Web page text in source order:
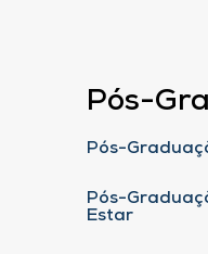
Pós-
Pós-
Pós-
Estar